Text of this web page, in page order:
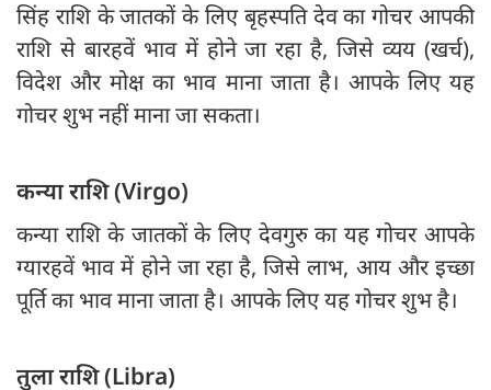
सिंह राशि के जातकों के लिए बृहस्पति देव का गोचर आपकी
राशि से बारहवें भाव में होने जा रहा है, जिसे व्यय (खर्च),
विदेश और मोक्ष का भाव माना जाता है। आपके लिए यह
गोचर शुभ नहीं माना जा सकता।
कन्या राशि (Virgo)
कन्या राशि के जातकों के लिए देवगुरु का यह गोचर आपके
ग्यारहवें भाव में होने जा रहा है, जिसे लाभ, आय और इच्छा
पूर्ति का भाव माना जाता है। आपके लिए यह गोचर शुभ है।
तुला राशि (Libra)